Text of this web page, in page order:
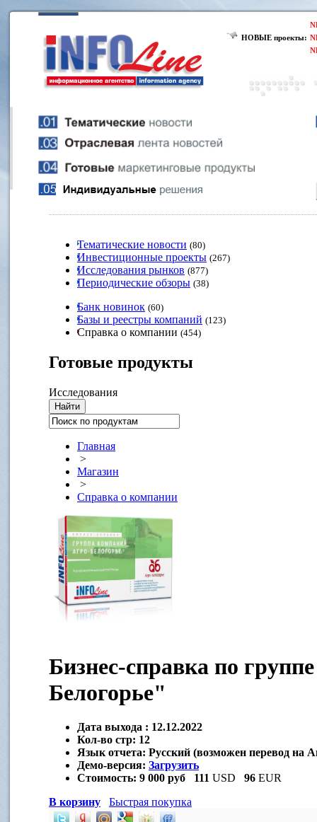
НОВЫЕ проекты:
Тематические новости (80)
Инвестиционные проекты (267)
Исследования рынков (877)
Периодические обзоры (38)
Банк новинок (60)
Базы и реестры компаний (123)
Справка о компании (454)
Готовые продукты
Исследования
Главная
>
Магазин
>
Справка о компании
Бизнес-справка по
Белогорье"
Дата выхода : 12.12.2022
Кол-во стр: 12
Язык отчета: Русский (возможен перевод на
Демо-версия: Загрузить
Стоимость: 9 000 руб 111 USD 96 EUR
В корзину
Быстрая покупка